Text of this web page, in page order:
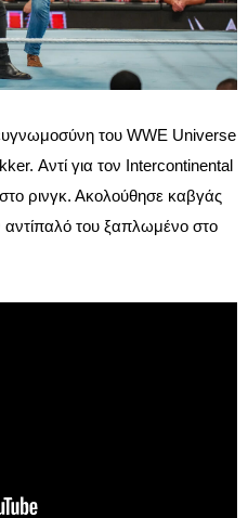
του WWE Universe
Αντί για τον Intercontinental
ρινγκ. Ακολούθησε καβγάς
αντίπαλό του ξαπλωμένο στο